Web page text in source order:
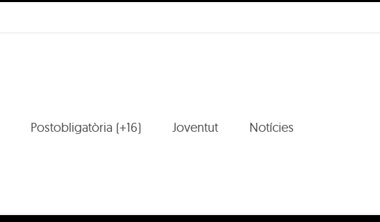
Postobligatòria (+16) Joventut Notícies